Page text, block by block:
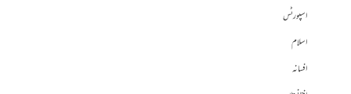
اسپورٹس
اسلام
افسانہ